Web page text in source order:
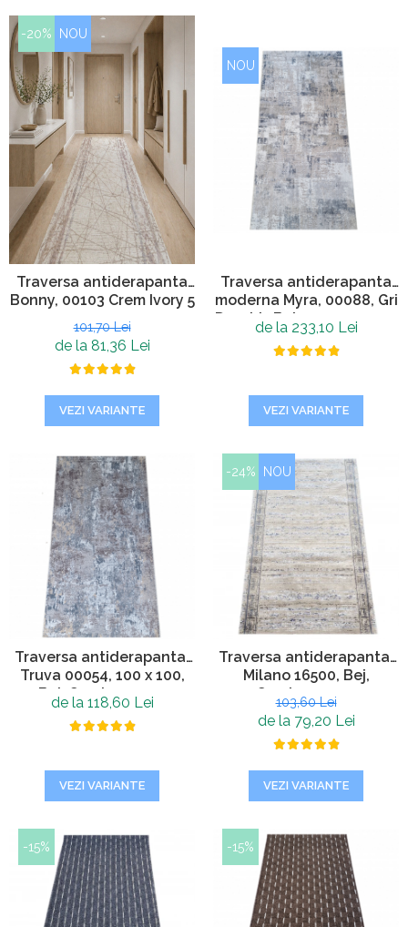
-20% NOU
Traversa antiderapanta
Bonny, 00103 Crem Ivory 5
101,70 Lei
de la 81,36 Lei
VEZI VARIANTE
NOU
Traversa antiderapanta
moderna Myra, 00088, Gri
Deschis Bej, 120 x 400 cm,
Grosime 5mm
de la 233,10 Lei
VEZI VARIANTE
Traversa antiderapanta,
Truva 00054, 100 x 100,
Bej, Grosime 5 mm
de la 118,60 Lei
VEZI VARIANTE
-24% NOU
Traversa antiderapanta,
Milano 16500, Bej,
Grosime 4 mm
103,60 Lei
de la 79,20 Lei
VEZI VARIANTE
-15% -15%